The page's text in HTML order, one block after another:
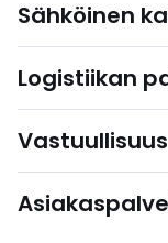
Sähköinen
Logistiikan
Vastuullisuus